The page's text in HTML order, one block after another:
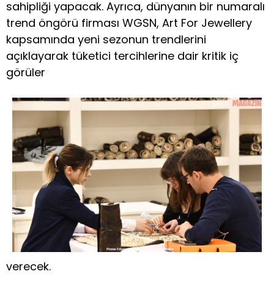
sahipliği yapacak. Ayrıca, dünyanın bir numaralı
trend öngörü firması WGSN, Art For Jewellery
kapsamında yeni sezonun trendlerini
açıklayarak tüketici tercihlerine dair kritik iç
görüler
verecek.